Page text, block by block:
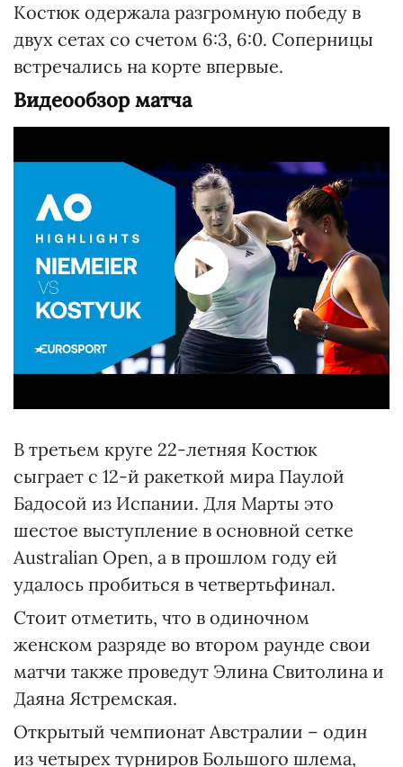
Костюк одержала разгромную победу в
двух сетах со счетом 6:3, 6:0. Соперницы
встречались на корте впервые.
Видеообзор матча
В третьем круге 22-летняя Костюк
сыграет с 12-й ракеткой мира Паулой
Бадосой из Испании. Для Марты это
шестое выступление в основной сетке
Australian Open, а в прошлом году ей
удалось пробиться в четвертьфинал.
Стоит отметить, что в одиночном
женском разряде во втором раунде свои
матчи также проведут Элина Свитолина и
Даяна Ястремская.
Открытый чемпионат Австралии – один
из четырех турниров Большого шлема,